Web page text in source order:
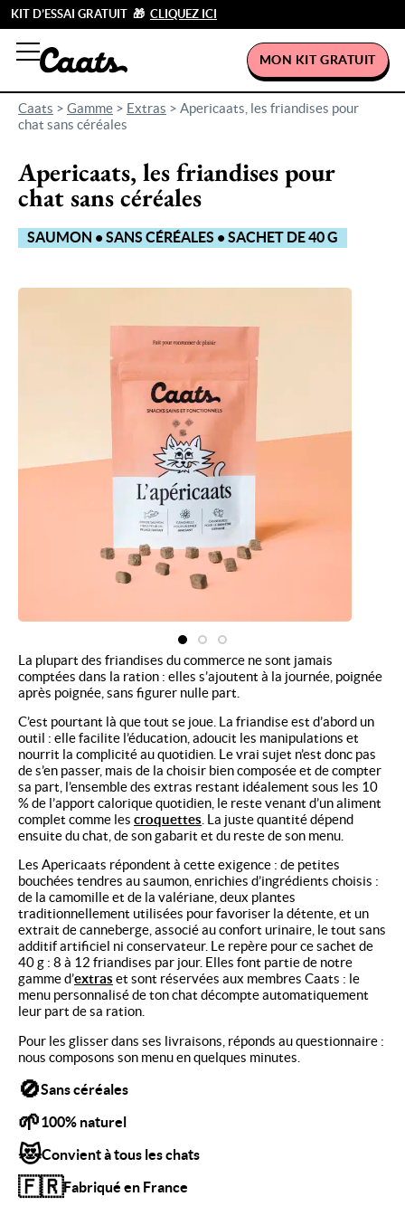
KIT D’ESSAI GRATUIT 🎁 CLIQUEZ ICI
MON KIT GRATUIT
Caats > Gamme > Extras > Apericaats, les friandises pour
chat sans céréales
Apericaats, les friandises pour
chat sans céréales
SAUMON • SANS CÉRÉALES • SACHET DE 40 G
La plupart des friandises du commerce ne sont jamais
comptées dans la ration : elles s’ajoutent à la journée, poignée
après poignée, sans figurer nulle part.
C’est pourtant là que tout se joue. La friandise est d’abord un
outil : elle facilite l’éducation, adoucit les manipulations et
nourrit la complicité au quotidien. Le vrai sujet n’est donc pas
de s’en passer, mais de la choisir bien composée et de compter
sa part, l’ensemble des extras restant idéalement sous les 10
% de l’apport calorique quotidien, le reste venant d’un aliment
complet comme les croquettes . La juste quantité dépend
ensuite du chat, de son gabarit et du reste de son menu.
Les Apericaats répondent à cette exigence : de petites
bouchées tendres au saumon, enrichies d’ingrédients choisis :
de la camomille et de la valériane, deux plantes
traditionnellement utilisées pour favoriser la détente, et un
extrait de canneberge, associé au confort urinaire, le tout sans
additif artificiel ni conservateur. Le repère pour ce sachet de
40 g : 8 à 12 friandises par jour. Elles font partie de notre
gamme d’extras et sont réservées aux membres Caats : le
menu personnalisé de ton chat décompte automatiquement
leur part de sa ration.
Pour les glisser dans ses livraisons, réponds au questionnaire :
nous composons son menu en quelques minutes.
🚫Sans céréales
🌱100% naturel
😻Convient à tous les chats
🇫🇷Fabriqué en France